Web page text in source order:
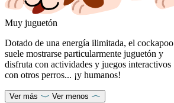
Muy juguetón
Dotado de una energía ilimitada, el cockapoo
suele mostrarse particularmente juguetón y
disfruta con actividades y juegos interactivos
con otros perros... ¡y humanos!
Ver más Ver menos